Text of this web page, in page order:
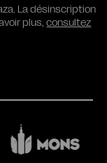
La désinscription
plus,consultez